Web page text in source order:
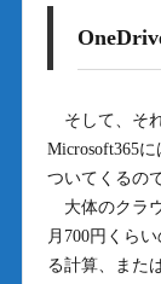
そして、そ
Microsoft365
ついてくるの
大体のクラ
月700円くら
る計算、また